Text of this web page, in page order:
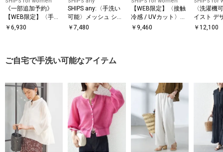
《一部追加予約》
【WEB限定】〈手洗
い可能〉アイレット
￥ 6,930
SHIPS any:〈手洗い
可能〉メッシュ シア
ー ハンカチ スリーブ
￥7,480
【WEB限定】〈接触
冷感 / UVカット〉シ
アー オーガンジー コ
￥ 9,460
〈洗濯機
イスト デ
ー ドッキ
￥12,100
ご自宅で手洗い可能なアイテム